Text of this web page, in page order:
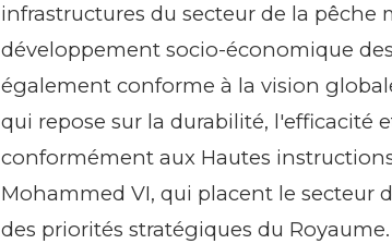
infrastructures du secteur de la
développement socio-économique
également conforme à la vision
qui repose sur la durabilité, l'efficacité
conformément aux Hautes
Mohammed VI, qui placent le
des priorités stratégiques du Royaume.